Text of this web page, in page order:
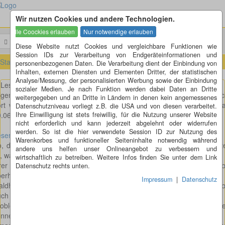
Wir nutzen Cookies und andere Technologien.
Diese Website nutzt Cookies und vergleichbare Funktionen wie
Session IDs zur Verarbeitung von Endgeräteinformationen und
personenbezogenen Daten. Die Verarbeitung dient der Einbindung von
Inhalten, externen Diensten und Elementen Dritter, der statistischen
Analyse/Messung, der personalisierten Werbung sowie der Einbindung
sozialer Medien. Je nach Funktion werden dabei Daten an Dritte
weitergegeben und an Dritte in Ländern in denen kein angemessenes
Datenschutzniveau vorliegt z.B. die USA und von diesen verarbeitet.
Ihre Einwilligung ist stets freiwillig, für die Nutzung unserer Website
nicht erforderlich und kann jederzeit abgelehnt oder widerrufen
werden. So ist die hier verwendete Session ID zur Nutzung des
Warenkorbes und funktioneller Seiteninhalte notwendig während
andere uns helfen unser Onlineangebot zu verbessern und
wirtschaftlich zu betreiben. Weitere Infos finden Sie unter dem Link
Datenschutz rechts unten.
Impressum | Datenschutz
Startseite » Leserbriefe » Treppen werden zur Barriere
Leserbrief zu: Treppen werden zur Barriere
Leserbrief habe ich am 20.06.2012 an die Schwäpo
wurde er, in leicht gekürtzer Version (nach absprache mit mir),
veröffentlicht:
zu: Treppen werden zur Barriere
die Stadt Aalen glaubt also, dass sie schon jetzt recht gut
was die Barrierefreiheit
Rathäuser in Aalen und Waldhausen anbelangt. Das stimmt so
nicht. In
gibt es einen ebenerdigen Raum. Der Rollstuhlbenutzer,
Menschen die einfach
beim Treppensteigen haben, oder Menschen mit
also klingeln damit